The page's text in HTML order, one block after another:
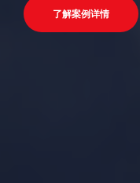
了解案例详情